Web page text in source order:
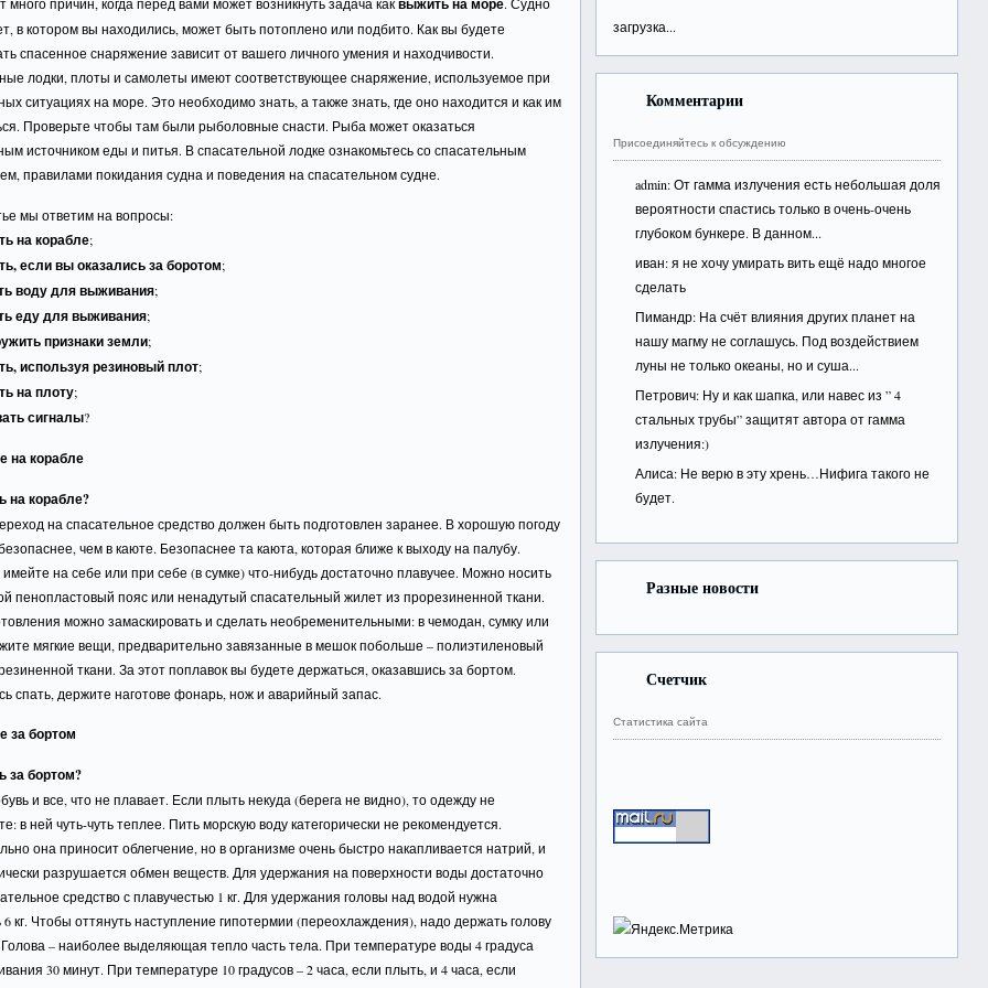
выжить на море
в котором вы находились, может быть потоплено или подбито. Как вы будете
спасенное снаряжение зависит от вашего личного умения и находчивости.
лодки, плоты и самолеты имеют соответствующее снаряжение, используемое при
ситуациях на море. Это необходимо знать, а также знать, где оно находится и как им
Проверьте чтобы там были рыболовные снасти. Рыба может оказаться
источником еды и питья. В спасательной лодке ознакомьтесь со спасательным
правилами покидания судна и поведения на спасательном судне.
мы ответим на вопросы:
на корабле;
если вы оказались за боротом;
воду для выживания;
еду для выживания;
признаки земли;
используя резиновый плот;
на плоту;
сигналы?
на корабле
на корабле?
на спасательное средство должен быть подготовлен заранее. В хорошую погоду
чем в каюте. Безопаснее та каюта, которая ближе к выходу на палубу.
на себе или при себе (в сумке) что-нибудь достаточно плавучее. Можно носить
пенопластовый пояс или ненадутый спасательный жилет из прорезиненной ткани.
можно замаскировать и сделать необременительными: в чемодан, сумку или
мягкие вещи, предварительно завязанные в мешок побольше – полиэтиленовый
ткани. За этот поплавок вы будете держаться, оказавшись за бортом.
спать, держите наготове фонарь, нож и аварийный запас.
за бортом
за бортом?
и все, что не плавает. Если плыть некуда (берега не видно), то одежду не
в ней чуть-чуть теплее. Пить морскую воду категорически не рекомендуется.
она приносит облегчение, но в организме очень быстро накапливается натрий, и
разрушается обмен веществ. Для удержания на поверхности воды достаточно
средство с плавучестью 1 кг. Для удержания головы над водой нужна
6 кг. Чтобы оттянуть наступление гипотермии (переохлаждения), надо держать голову
– наиболее выделяющая тепло часть тела. При температуре воды 4 градуса
30 минут. При температуре 10 градусов – 2 часа, если плыть, и 4 часа, если
загрузка...
Комментарии
Присоединяйтесь к обсуждению
admin: От гамма излучения есть небольшая доля
вероятности спастись только в очень-очень
глубоком бункере. В данном...
иван: я не хочу умирать вить ещё надо многое
сделать
Пимандр: На счёт влияния других планет на
нашу магму не соглашусь. Под воздействием
луны не только океаны, но и суша...
Петрович: Ну и как шапка, или навес из ” 4
стальных трубы” защитят автора от гамма
излучения:)
Алиса: Не верю в эту хрень…Нифига такого не
будет.
Разные новости
Счетчик
Статистика сайта